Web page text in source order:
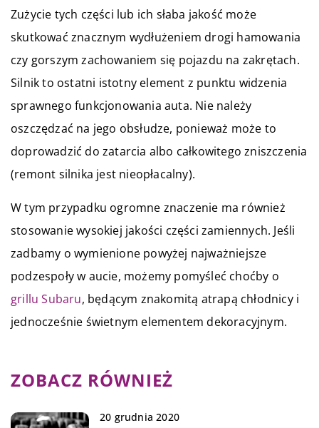
Zużycie tych części lub ich słaba jakość może
skutkować znacznym wydłużeniem drogi hamowania
czy gorszym zachowaniem się pojazdu na zakrętach.
Silnik to ostatni istotny element z punktu widzenia
sprawnego funkcjonowania auta. Nie należy
oszczędzać na jego obsłudze, ponieważ może to
doprowadzić do zatarcia albo całkowitego zniszczenia
(remont silnika jest nieopłacalny).
W tym przypadku ogromne znaczenie ma również
stosowanie wysokiej jakości części zamiennych. Jeśli
zadbamy o wymienione powyżej najważniejsze
podzespoły w aucie, możemy pomyśleć choćby o
grillu Subaru, będącym znakomitą atrapą chłodnicy i
jednocześnie świetnym elementem dekoracyjnym.
ZOBACZ RÓWNIEŻ
20 grudnia 2020